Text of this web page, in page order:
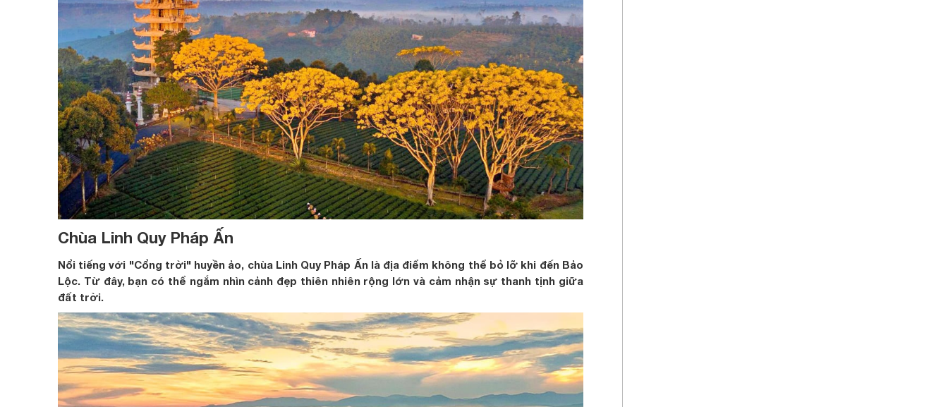
Chùa Linh Quy Pháp Ấn
Nổi tiếng với "Cổng trời" huyền ảo, chùa Linh Quy Pháp Ấn là địa điểm không thể bỏ lỡ khi đến Bảo
Lộc. Từ đây, bạn có thể ngắm nhìn cảnh đẹp thiên nhiên rộng lớn và cảm nhận sự thanh tịnh giữa
đất trời.